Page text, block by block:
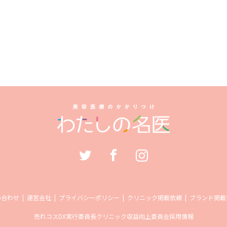
わせ 運営会社 プライバシーポリシー クリニック掲載依頼 ブランド掲
売れコスDX実行委員長クリニック収益向上委員会採用情報